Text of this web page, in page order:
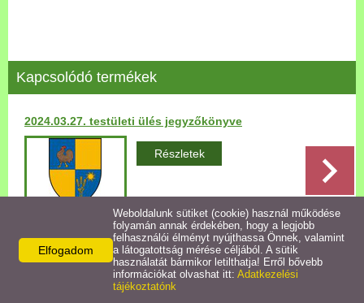
Bezerédj Amália Óvoda
Egyéb intézmények
Egyéb szolgáltatások
Egészségügyi ellátás
Uraiújfalu Sportegyesület
Kapcsolódó termékek
2024.03.27. testületi ülés jegyzőkönyve
Részletek
Vissza az előző oldalra!
Elfogadom
Weboldalunk sütiket (cookie) használ működése
folyamán annak érdekében, hogy a legjobb
felhasználói élményt nyújthassa Önnek, valamint
a látogatottság mérése céljából. A sütik
használatát bármikor letilthatja! Erről bővebb
információkat olvashat itt: Adatkezelési
tájékoztatónk